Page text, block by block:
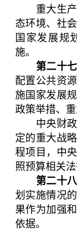
重大生产
态环境、社
国家发展规
施。
第二十
配置公共资
施国家发展
政策举措、重
中央财政
定的重大战
程项目，中
照预算相关法
第二十
划实施情况
果作为加强
依据。